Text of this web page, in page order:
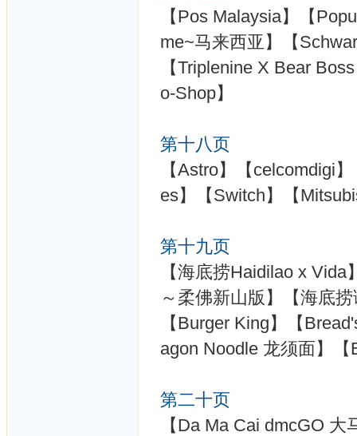
【Pos Malaysia】【
me~马来西亚】【
【Triplenine X Bear
o-Shop】
第十八页
【Astro】【celcomdigi
es】【Switch】【
第十九页
【海底捞Haidilao x
～柔佛新山版】【海底
【Burger King】【
agon Noodle 龙须面】
第二十页
【Da Ma Cai dmcGO